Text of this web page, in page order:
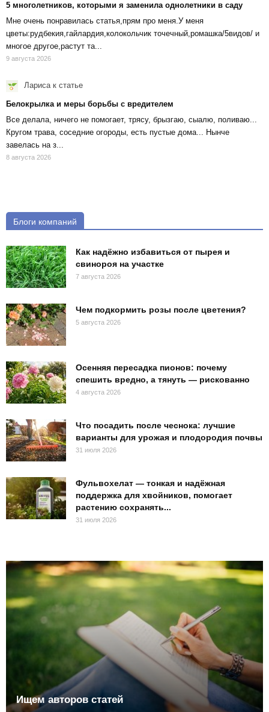
5 многолетников, которыми я заменила однолетники в саду
Мне очень понравилась статья,прям про меня.У меня
цветы:рудбекия,гайлардия,колокольчик точечный,ромашка/5видов/ и
многое другое,растут та...
9 августа 2026
Ларисак статье
Белокрылка и меры борьбы с вредителем
Все делала, ничего не помогает, трясу, брызгаю, сыалю, поливаю...
Кругом трава, соседние огороды, есть пустые дома... Нынче
завелась на з...
8 августа 2026
Блоги компаний
Как надёжно избавиться от пырея и
свинороя на участке
7 августа 2026
Чем подкормить розы после цветения?
5 августа 2026
Осенняя пересадка пионов: почему
спешить вредно, а тянуть — рискованно
4 августа 2026
Что посадить после чеснока: лучшие
варианты для урожая и плодородия почвы
31 июля 2026
Фульвохелат — тонкая и надёжная
поддержка для хвойников, помогает
растению сохранять...
31 июля 2026
Ищем авторов статей